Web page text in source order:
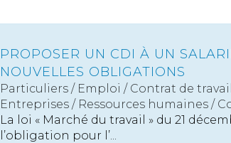
PROPOSER UN CDI À UN
NOUVELLES OBLIGATIONS
Particuliers / Emploi / Contrat de travail
Entreprises / Ressources humaines /
La loi « Marché du travail » du 21
l’obligation pour l’...